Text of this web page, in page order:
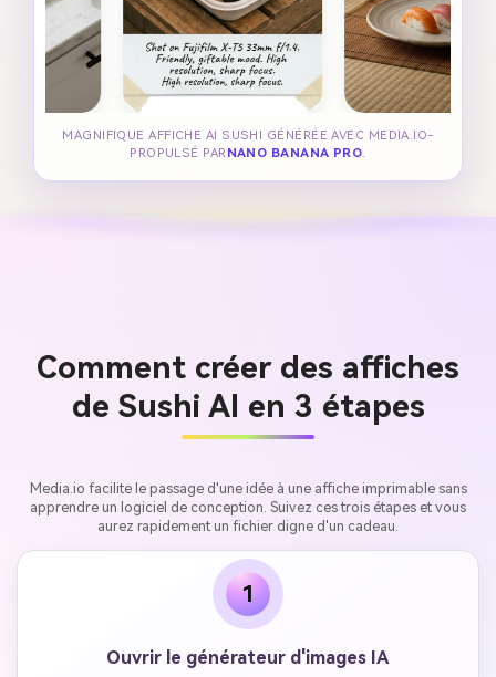
MAGNIFIQUE AFFICHE AI SUSHI GÉNÉRÉE AVEC MEDIA.IO-
PROPULSÉ PAR NANO BANANA PRO.
Comment créer des affiches
de Sushi AI en 3 étapes
Media.io facilite le passage d'une idée à une affiche imprimable sans
apprendre un logiciel de conception. Suivez ces trois étapes et vous
aurez rapidement un fichier digne d'un cadeau.
1
Ouvrir le générateur d'images IA